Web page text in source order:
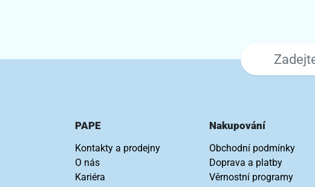
PAPE
Kontakty a prodejny
O nás
Kariéra
Nakupování
Obchodní podmínky
Doprava a platby
Věrnostní programy